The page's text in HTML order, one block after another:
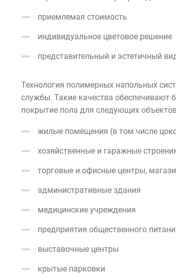
приемлемая стоимость
индивидуальное цветовое решение
представительный и эстетичный
Технология полимерных напольных
службы. Такие качества обеспечивают
покрытие пола для следующих
жилые помещения (в том числе
хозяйственные и гаражные
торговые и офисные центры,
административные здания
медицинские учреждения
предприятия общественного
выставочные центры
крытые парковки